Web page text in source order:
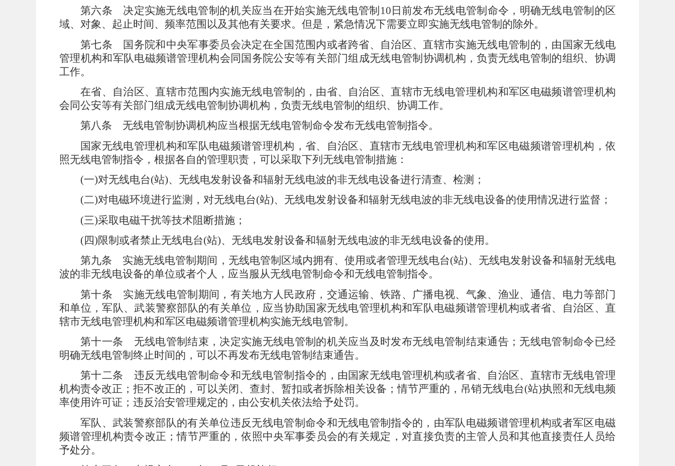
第六条 决定实施无线电管制的机关应当在开始实施无线电管制 10 日前发布无线电管制命令，明确无线电管制的区
域、对象、起止时间、频率范围以及其他有关要求。但是，紧急情况下需要立即实施无线电管制的除外。
第七条 国务院和中央军事委员会决定在全国范围内或者跨省、自治区、直辖市实施无线电管制的，由国家无线电
管理机构和军队电磁频谱管理机构会同国务院公安等有关部门组成无线电管制协调机构，负责无线电管制的组织、协调
工作。
在省、自治区、直辖市范围内实施无线电管制的，由省、自治区、直辖市无线电管理机构和军区电磁频谱管理机构
会同公安等有关部门组成无线电管制协调机构，负责无线电管制的组织、协调工作。
第八条 无线电管制协调机构应当根据无线电管制命令发布无线电管制指令。
国家无线电管理机构和军队电磁频谱管理机构，省、自治区、直辖市无线电管理机构和军区电磁频谱管理机构，依
照无线电管制指令，根据各自的管理职责，可以采取下列无线电管制措施：
(一)对无线电台(站)、无线电发射设备和辐射无线电波的非无线电设备进行清查、检测；
(二)对电磁环境进行监测，对无线电台(站)、无线电发射设备和辐射无线电波的非无线电设备的使用情况进行监督；
(三)采取电磁干扰等技术阻断措施；
(四)限制或者禁止无线电台(站)、无线电发射设备和辐射无线电波的非无线电设备的使用。
第九条 实施无线电管制期间，无线电管制区域内拥有、使用或者管理无线电台(站)、无线电发射设备和辐射无线电
波的非无线电设备的单位或者个人，应当服从无线电管制命令和无线电管制指令。
第十条 实施无线电管制期间，有关地方人民政府，交通运输、铁路、广播电视、气象、渔业、通信、电力等部门
和单位，军队、武装警察部队的有关单位，应当协助国家无线电管理机构和军队电磁频谱管理机构或者省、自治区、直
辖市无线电管理机构和军区电磁频谱管理机构实施无线电管制。
第十一条 无线电管制结束，决定实施无线电管制的机关应当及时发布无线电管制结束通告；无线电管制命令已经
明确无线电管制终止时间的，可以不再发布无线电管制结束通告。
第十二条 违反无线电管制命令和无线电管制指令的，由国家无线电管理机构或者省、自治区、直辖市无线电管理
机构责令改正；拒不改正的，可以关闭、查封、暂扣或者拆除相关设备；情节严重的，吊销无线电台(站)执照和无线电频
率使用许可证；违反治安管理规定的，由公安机关依法给予处罚。
军队、武装警察部队的有关单位违反无线电管制命令和无线电管制指令的，由军队电磁频谱管理机构或者军区电磁
频谱管理机构责令改正；情节严重的，依照中央军事委员会的有关规定，对直接负责的主管人员和其他直接责任人员给
予处分。